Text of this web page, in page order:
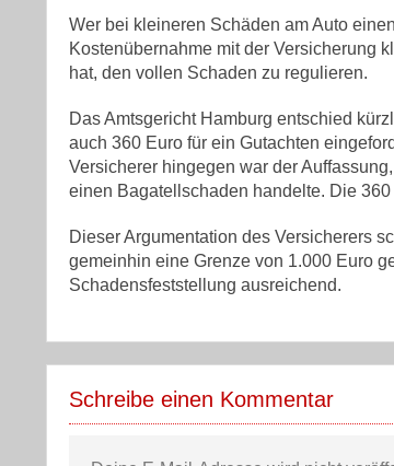
Wer bei kleineren Schäden am Auto
Kostenübernahme mit der Versicherung
hat, den vollen Schaden zu regulieren.
Das Amtsgericht Hamburg entschied
auch 360 Euro für ein Gutachten
Versicherer hingegen war der
einen Bagatellschaden handelte. Die
Dieser Argumentation des Versicherers
gemeinhin eine Grenze von 1.000 Euro
Schadensfeststellung ausreichend.
Schreibe einen Kommentar